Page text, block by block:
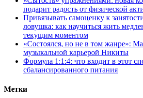
подарит радость от физической
Привязывать самоценку к
ловушка: как научиться жить
текущим моментом
«Состоялся, но не в том жанре»:
музыкальной карьерой Никиты
Формула 1:1:4: что входит в этот
сбалансированного питания
Метки